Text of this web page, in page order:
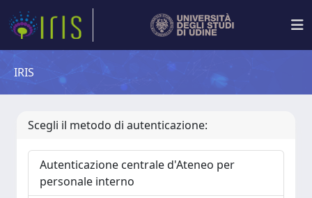
IRIS
Scegli il metodo di autenticazione:
Autenticazione centrale d'Ateneo per
personale interno